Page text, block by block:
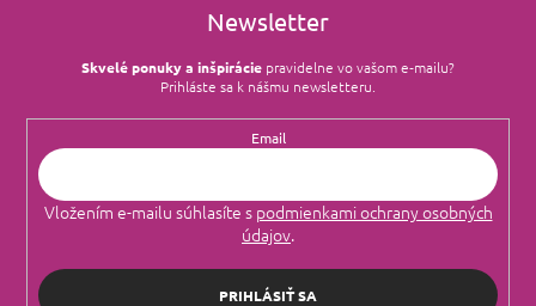
Newsletter
Skvelé ponuky a inšpirácie pravidelne vo vašom e‑mailu?
Prihláste sa k nášmu newsletteru.
Email
Vložením e-mailu súhlasíte s podmienkami ochrany osobných
údajov.
PRIHLÁSIŤ SA